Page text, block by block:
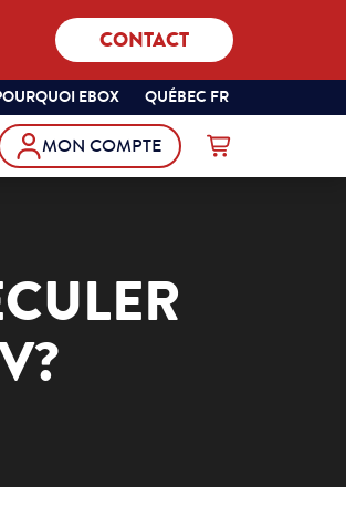
CONTACT
EBOX
SÉLECTIONNEZ
VOTRE
PROVINCE
ET
QUÉBEC
FRANÇAIS
QUÉBEC FR
MON COMPTE Commander